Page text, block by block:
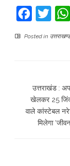
Posted in उत्तराखण्ड
उत्तराखंड :
खेलकर 25
वाले कांस्टेबल
मिलेगा